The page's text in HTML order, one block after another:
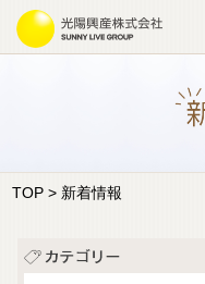
TOP> 新着情報